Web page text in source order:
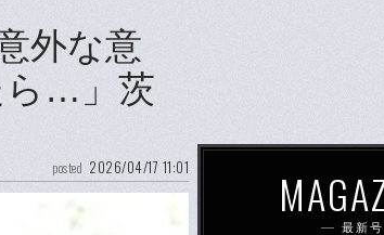
外な意
ら…」茨
posted 2026/04/17 11:01
最新号